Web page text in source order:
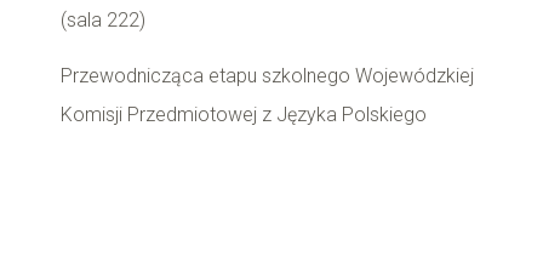
(sala 222)
Przewodnicząca etapu szkolnego Wojewódzkiej
Komisji Przedmiotowej z Języka Polskiego